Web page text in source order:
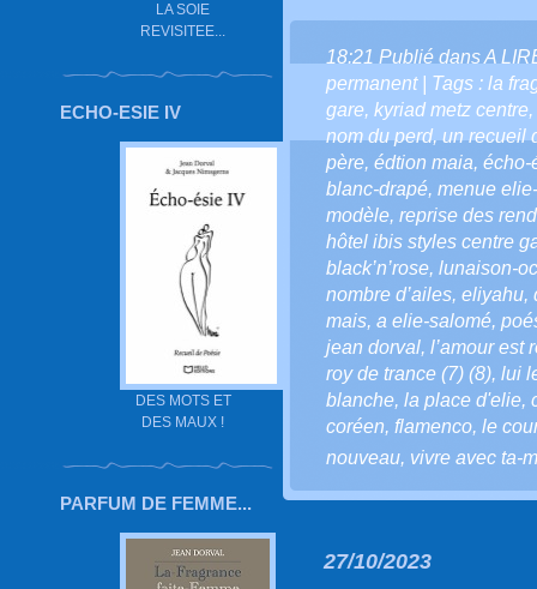
LA SOIE
REVISITEE...
ECHO-ESIE IV
DES MOTS ET
DES MAUX !
PARFUM DE FEMME...
18:21 Publié dansA
permanent| Tags : la
gare, kyriad metz centre,
nom du perd,un recueil
père, édtion maia, écho-
blanc-drapé, menue
modèle, reprise des
hôtel ibis styles centre
black’n’rose, lunaison-
nombre d’ailes, eliyahu,
mais, a elie-salomé,
jean dorval, l’amour est
roy de trance (7) (8), lui
blanche, la place d'elie,
coréen, flamenco, le
nouveau, vivre avec ta-
27/10/2023